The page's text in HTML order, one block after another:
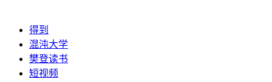
得到
混沌大学
樊登读书
短视频